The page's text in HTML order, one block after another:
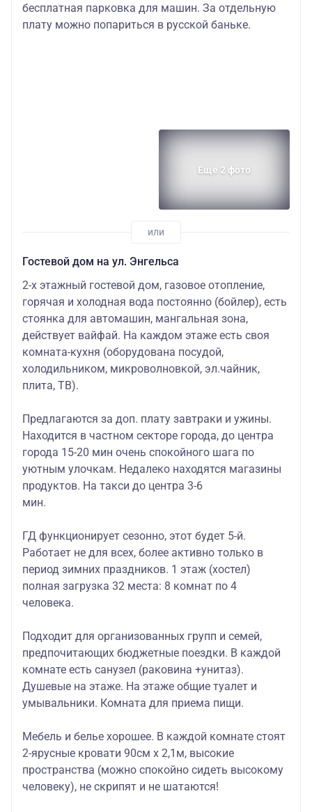
бесплатная парковка для машин. За отдельную
плату можно попариться в русской баньке.
Еще 2 фото
Гостевой дом на ул. Энгельса
2-х этажный гостевой дом, газовое отопление,
горячая и холодная вода постоянно (бойлер), есть
стоянка для автомашин, мангальная зона,
действует вайфай. На каждом этаже есть своя
комната-кухня (оборудована посудой,
холодильником, микроволновкой, эл.чайник,
плита, ТВ).
Предлагаются за доп. плату завтраки и ужины.
Находится в частном секторе города, до центра
города 15-20 мин очень спокойного шага по
уютным улочкам. Недалеко находятся магазины
продуктов. На такси до центра 3-6
мин.
ГД функционирует сезонно, этот будет 5-й.
Работает не для всех, более активно только в
период зимних праздников. 1 этаж (хостел)
полная загрузка 32 места: 8 комнат по 4
человека.
Подходит для организованных групп и семей,
предпочитающих бюджетные поездки. В каждой
комнате есть санузел (раковина +унитаз).
Душевые на этаже. На этаже общие туалет и
умывальники. Комната для приема пищи.
Мебель и белье хорошее. В каждой комнате стоят
2-ярусные кровати 90см х 2,1м, высокие
пространства (можно спокойно сидеть высокому
человеку), не скрипят и не шатаются!